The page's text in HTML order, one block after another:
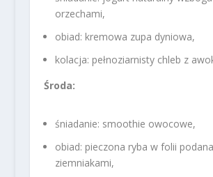
orzechami,
obiad: kremowa zupa dyniowa,
kolacja: pełnoziarnisty chleb z
Środa:
śniadanie: smoothie owocowe,
obiad: pieczona ryba w folii
ziemniakami,